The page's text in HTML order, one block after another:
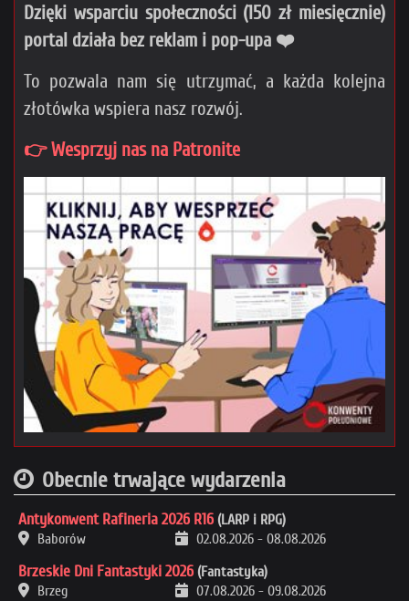
Dzięki wsparciu społeczności (150 zł miesięcznie)
portal działa bez reklam i pop-upa ❤️
To pozwala nam się utrzymać, a każda kolejna
złotówka wspiera nasz rozwój.
👉 Wesprzyj nas na Patronite
Obecnie trwające wydarzenia
Antykonwent Rafineria 2026 R16 (LARP i RPG)
Baborów
02.08.2026 - 08.08.2026
Brzeskie Dni Fantastyki 2026 (Fantastyka)
Brzeg
07.08.2026 - 09.08.2026